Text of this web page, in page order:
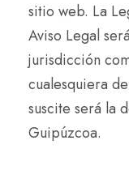
sitio web. La
Aviso Legal
jurisdicción
cualesquiera
suscite será la
Guipúzcoa.